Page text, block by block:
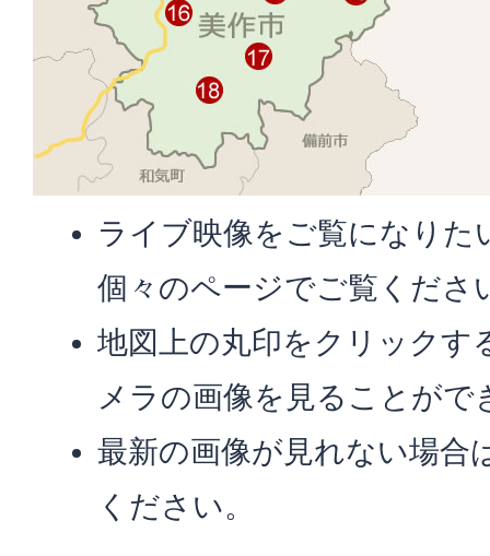
ライブ映像をご覧になりた
個々のページでご覧くださ
地図上の丸印をクリックす
メラの画像を見ることがで
最新の画像が見れない場合
ください。